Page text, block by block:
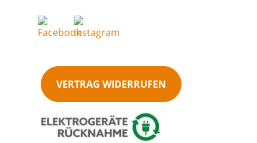
VERTRAG WIDERRUFEN